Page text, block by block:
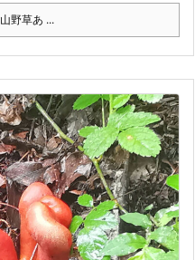
山野草あ ...